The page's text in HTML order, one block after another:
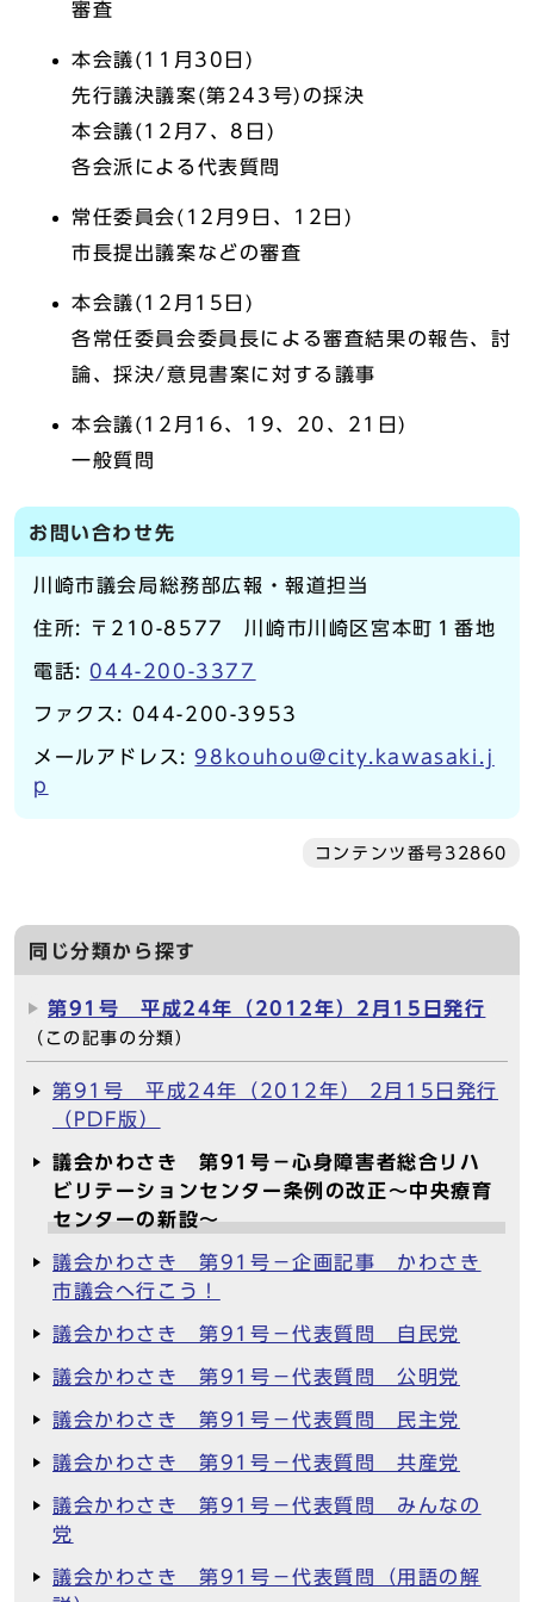
審査
本会議(11月30日)
先行議決議案(第243号)の採決
本会議(12月7、8日)
各会派による代表質問
常任委員会(12月9日、12日)
市長提出議案などの審査
本会議(12月15日)
各常任委員会委員長による審査結果の報告、討
論、採決/意見書案に対する議事
本会議(12月16、19、20、21日)
一般質問
お問い合わせ先
川崎市議会局総務部広報・報道担当
住所: 〒210-8577 川崎市川崎区宮本町１番地
電話: 044-200-3377
ファクス: 044-200-3953
メールアドレス:98kouhou@city.kawasaki.j
p
コンテンツ番号32860
同じ分類から探す
第91号 平成24年（2012年）2月15日発行
（この記事の分類）
第91号 平成24年（2012年） 2月15日発行
（PDF版）
議会かわさき 第91号－心身障害者総合リハ
ビリテーションセンター条例の改正～中央療育
センターの新設～
議会かわさき 第91号－企画記事 かわさき
市議会へ行こう！
議会かわさき 第91号－代表質問 自民党
議会かわさき 第91号－代表質問 公明党
議会かわさき 第91号－代表質問 民主党
議会かわさき 第91号－代表質問 共産党
議会かわさき 第91号－代表質問 みんなの
党
議会かわさき 第91号－代表質問（用語の解